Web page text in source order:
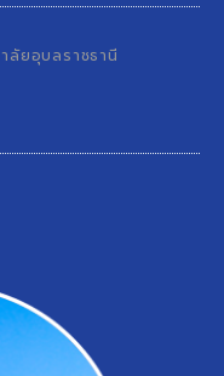
ลัยอุบลราชธานี